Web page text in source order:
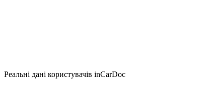
Реальні дані користувачів inCarDoc